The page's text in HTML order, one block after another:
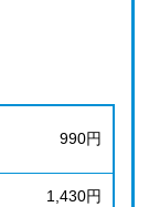
990円
1,430円